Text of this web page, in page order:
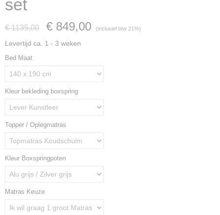
set
€ 1135,00 € 849,00 (inclusief btw 21%)
Levertijd ca. 1 - 3 weken
Bed Maat
Kleur bekleding boxspring
Topper / Oplegmatras
Kleur Boxspringpoten
Matras Keuze